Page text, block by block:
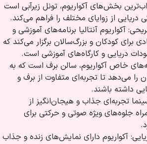
بخش‌های آکواریوم، تونل زیرآبی است
دریایی از زوایای مختلف را فراهم می‌کند.
آکواریوم آنتالیا برنامه‌های آموزشی و
برای کودکان و بزرگ‌سالان برگزار می‌کند که
دریایی و کارگاه‌های آموزشی است.
خاص آکواریوم، سالن برف است که به
را می‌دهد تا تجربه‌ای متفاوت از برف و
داشته باشند.
این سینما تجربه‌ای جذاب و هیجان‌انگیز از
جلوه‌های ویژه صوتی و حرکتی برای
آکواریوم دارای نمایش‌های زنده و جذاب